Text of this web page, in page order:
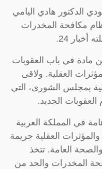
الدكتور هادي اليامي
مكافحة المخدرات
24.
مادة في باب العقوبات
العقلية. ولاقى
بمجلس الشورى، التي
الجديد.
في المملكة العربية
العقلية جريمة
العامة. تتخذ
المخدرات والحد من